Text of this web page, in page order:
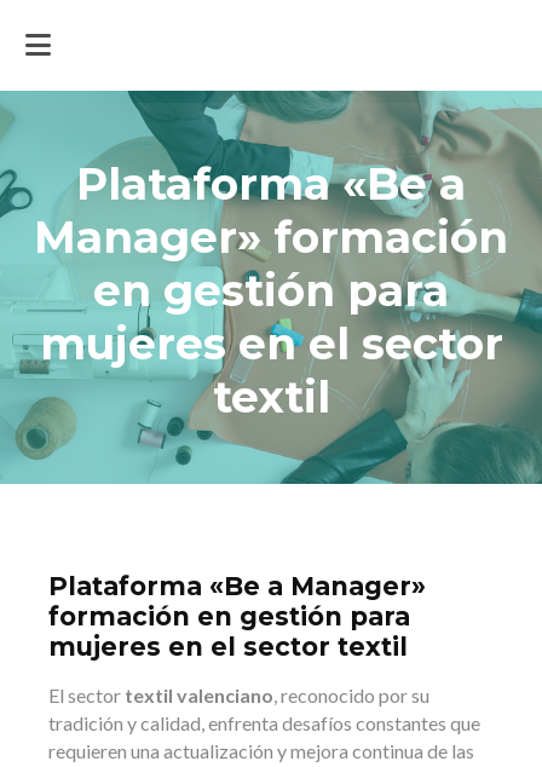
Manager» formación en gestión para mujeres en el sector textil
Plataforma «Be a
Manager» formación
en gestión para
mujeres en el sector
textil
Plataforma «Be a Manager»
formación en gestión para
mujeres en el sector textil
El sector textil valenciano, reconocido por su
tradición y calidad, enfrenta desafíos constantes que
requieren una actualización y mejora continua de las